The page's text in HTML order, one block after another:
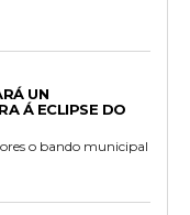
UN
Á ECLIPSE DO
o bando municipal